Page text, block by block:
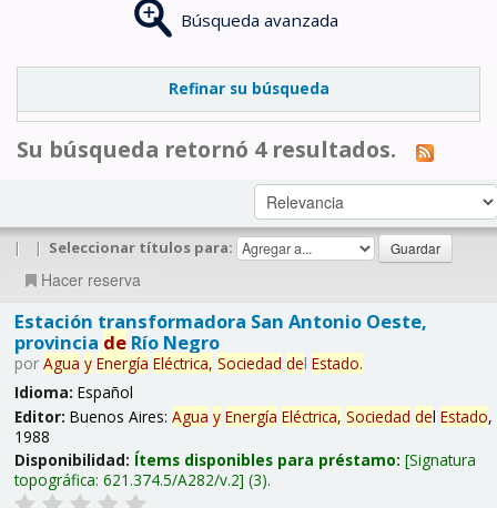
Búsqueda avanzada
Refinar su búsqueda
Su búsqueda retornó 4 resultados.
| | Seleccionar títulos para:
Hacer reserva
Estación transformadora San Antonio Oeste,
provincia deRío Negro
por Agua y Energía Eléctrica, Sociedad del Estado.
Idioma: Español
Editor: Buenos Aires: Agua y Energía Eléctrica, Sociedad del Estado,
1988
Disponibilidad: Ítems disponibles para préstamo: Signatura
topográfica: 621.374.5/A282/v.2 (3).